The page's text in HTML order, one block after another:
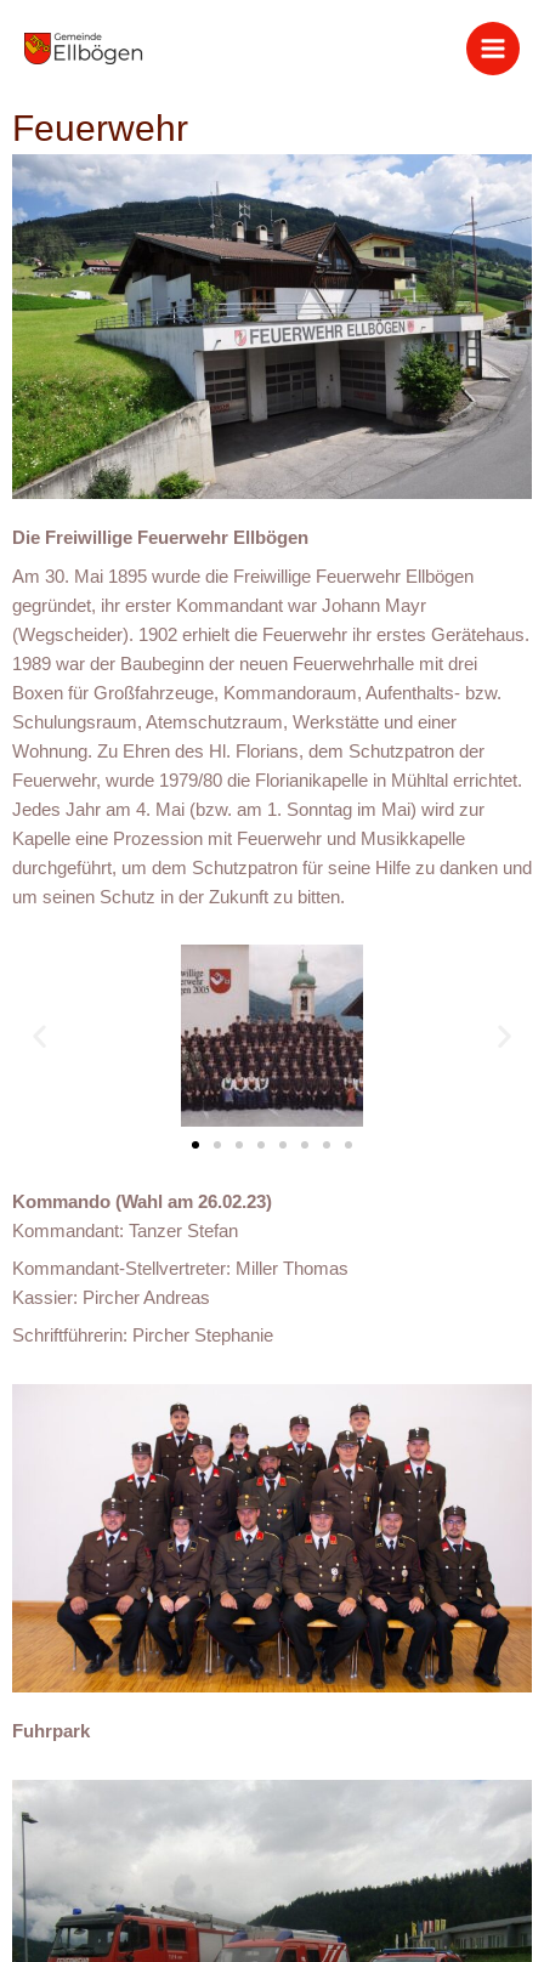
Inhalt
Feuerwehr
Die Freiwillige Feuerwehr Ellbögen
Am 30. Mai 1895 wurde die Freiwillige Feuerwehr Ellbögen
gegründet, ihr erster Kommandant war Johann Mayr
(Wegscheider). 1902 erhielt die Feuerwehr ihr erstes Gerätehaus.
1989 war der Baubeginn der neuen Feuerwehrhalle mit drei
Boxen für Großfahrzeuge, Kommandoraum, Aufenthalts- bzw.
Schulungsraum, Atemschutzraum, Werkstätte und einer
Wohnung. Zu Ehren des Hl. Florians, dem Schutzpatron der
Feuerwehr, wurde 1979/80 die Florianikapelle in Mühltal errichtet.
Jedes Jahr am 4. Mai (bzw. am 1. Sonntag im Mai) wird zur
Kapelle eine Prozession mit Feuerwehr und Musikkapelle
durchgeführt, um dem Schutzpatron für seine Hilfe zu danken und
um seinen Schutz in der Zukunft zu bitten.
Kommando (Wahl am 26.02.23)
Kommandant: Tanzer Stefan
Kommandant-Stellvertreter: Miller Thomas
Kassier: Pircher Andreas
Schriftführerin: Pircher Stephanie
Fuhrpark